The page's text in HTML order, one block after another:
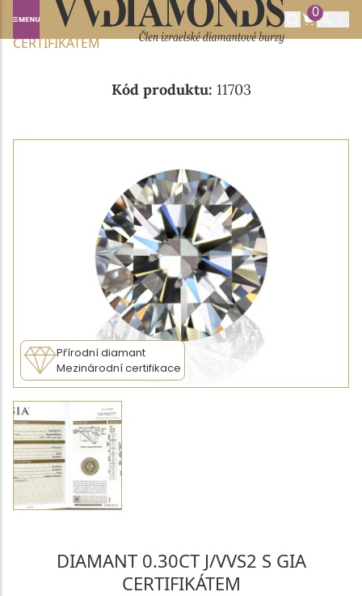
0
Domů NABÍDKA DIAMANTŮ
0.30CT J/VVS2 S GIA
CERTIFIKÁTEM
Kód produktu: 11703
Přírodní diamant
Mezinárodní certifikace
DIAMANT 0.30CT J/VVS2 S GIA
CERTIFIKÁTEM